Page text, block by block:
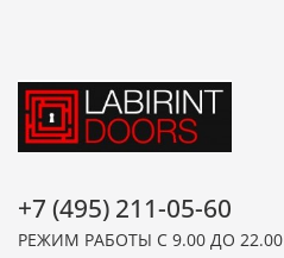
+7 (495) 211-05-60
РЕЖИМ РАБОТЫ С 9.00 ДО 22.00